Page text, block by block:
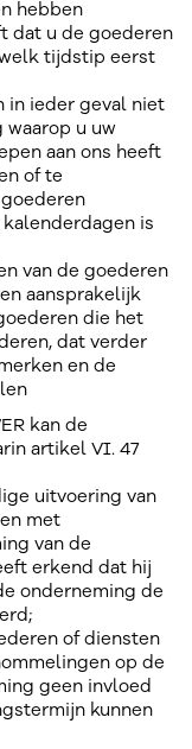
hebben
dat u de goederen
tijdstip eerst
in ieder geval niet
waarop u uw
aan ons heeft
of te
is
van de goederen
aansprakelijk
die het
dat verder
en de
kan de
artikel VI. 47
uitvoering van
met
van de
erkend dat hij
onderneming de
of diensten
op de
geen invloed
kunnen